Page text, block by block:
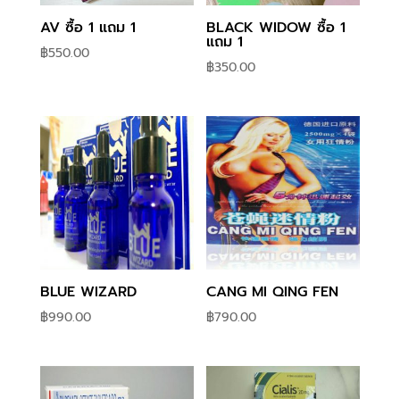
AV ซื้อ 1 แถม 1
฿550.00
BLACK WIDOW ซื้อ 1
แถม 1
฿350.00
BLUE WIZARD
฿990.00
CANG MI QING FEN
฿790.00